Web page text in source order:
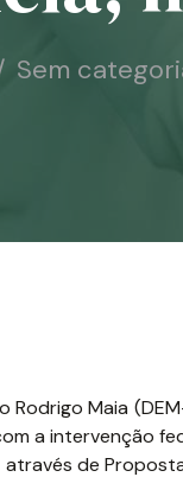
Sem
Rodrigo Maia
a intervenção
de